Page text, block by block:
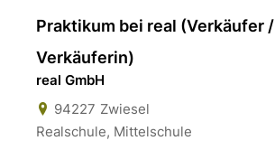
Praktikum bei real (Verkäufer /
Verkäuferin)
real GmbH
94227 Zwiesel
Realschule, Mittelschule